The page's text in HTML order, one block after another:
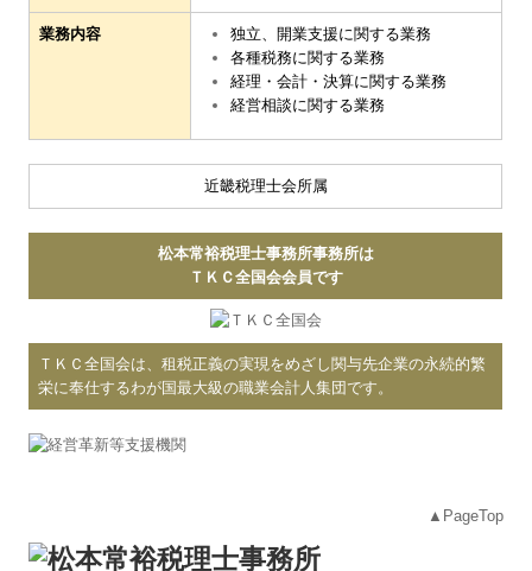
業務内容
独立、開業支援に関する業務
各種税務に関する業務
経理・会計・決算に関する業務
経営相談に関する業務
近畿税理士会所属
松本常裕税理士事務所事務所は
ＴＫＣ全国会会員です
ＴＫＣ全国会は、租税正義の実現をめざし関与先企業の永続的繁
栄に奉仕するわが国最大級の職業会計人集団です。
▲PageTop